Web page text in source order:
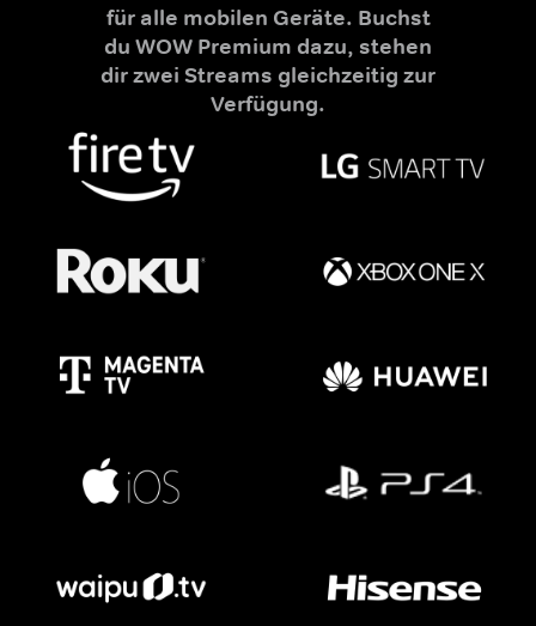
für alle mobilen Geräte. Buchst
du WOW Premium dazu, stehen
dir zwei Streams gleichzeitig zur
Verfügung.